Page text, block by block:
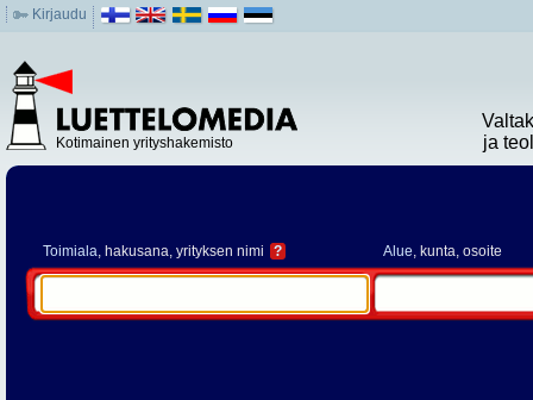
Kirjaudu
Kotimainen yrityshakemisto
ja
Toimiala, hakusana, yrityksen nimi ? Alue, kunta, osoite